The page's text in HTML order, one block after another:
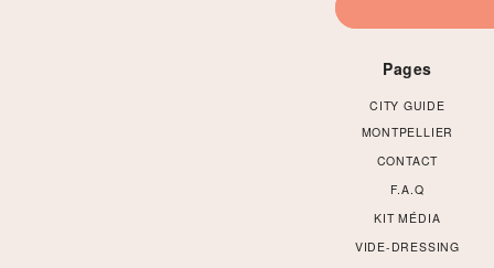
Pages
CITY GUIDE
MONTPELLIER
CONTACT
F.A.Q
KIT MÉDIA
VIDE-DRESSING